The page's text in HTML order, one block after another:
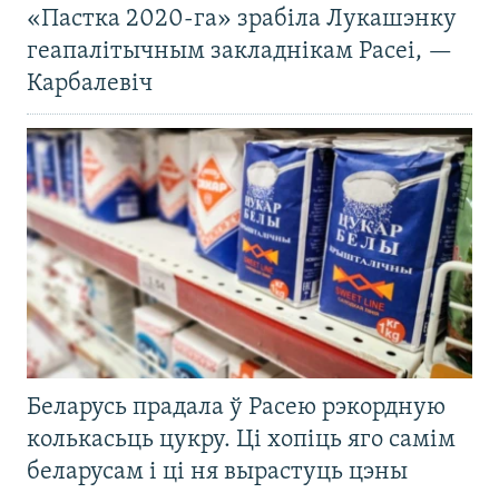
«Пастка 2020-га» зрабіла Лукашэнку
геапалітычным закладнікам Расеі, —
Карбалевіч
Беларусь прадала ў Расею рэкордную
колькасьць цукру. Ці хопіць яго самім
беларусам і ці ня вырастуць цэны